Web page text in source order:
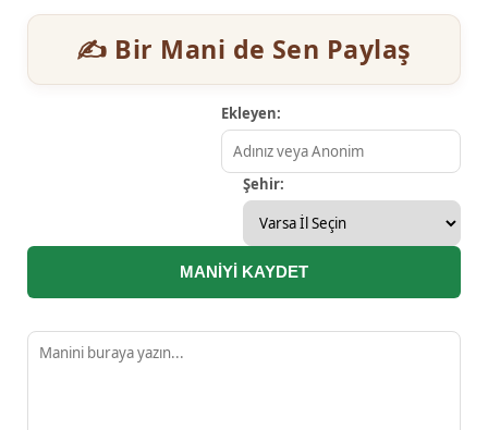
✍️ Bir Mani de Sen Paylaş
Ekleyen:
Şehir:
MANİYİ KAYDET